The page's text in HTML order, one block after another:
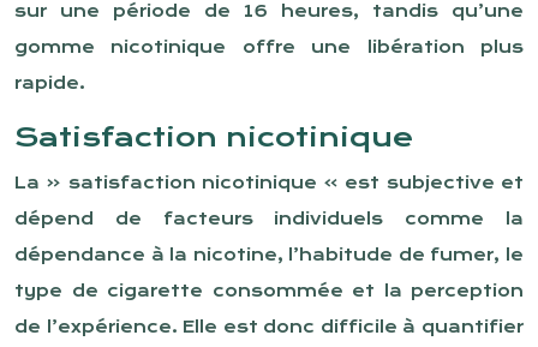
sur une période de 16 heures, tandis qu’une
gomme nicotinique offre une libération plus
rapide.
Satisfaction nicotinique
La « satisfaction nicotinique » est subjective et
dépend de facteurs individuels comme la
dépendance à la nicotine, l’habitude de fumer, le
type de cigarette consommée et la perception
de l’expérience. Elle est donc difficile à quantifier